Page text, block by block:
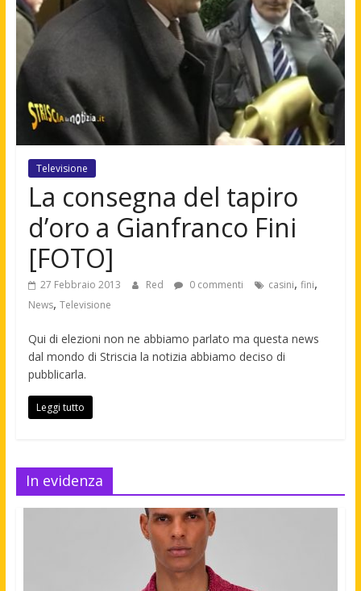
Televisione
La consegna del tapiro
d’oro a Gianfranco Fini
[FOTO]
27 Febbraio 2013 Red 0 commenti casini, fini,
News, Televisione
Qui di elezioni non ne abbiamo parlato ma questa news
dal mondo di Striscia la notizia abbiamo deciso di
pubblicarla.
Leggi tutto
In evidenza